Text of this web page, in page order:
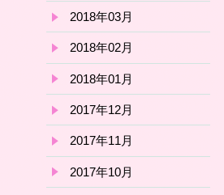
2018年03月
2018年02月
2018年01月
2017年12月
2017年11月
2017年10月